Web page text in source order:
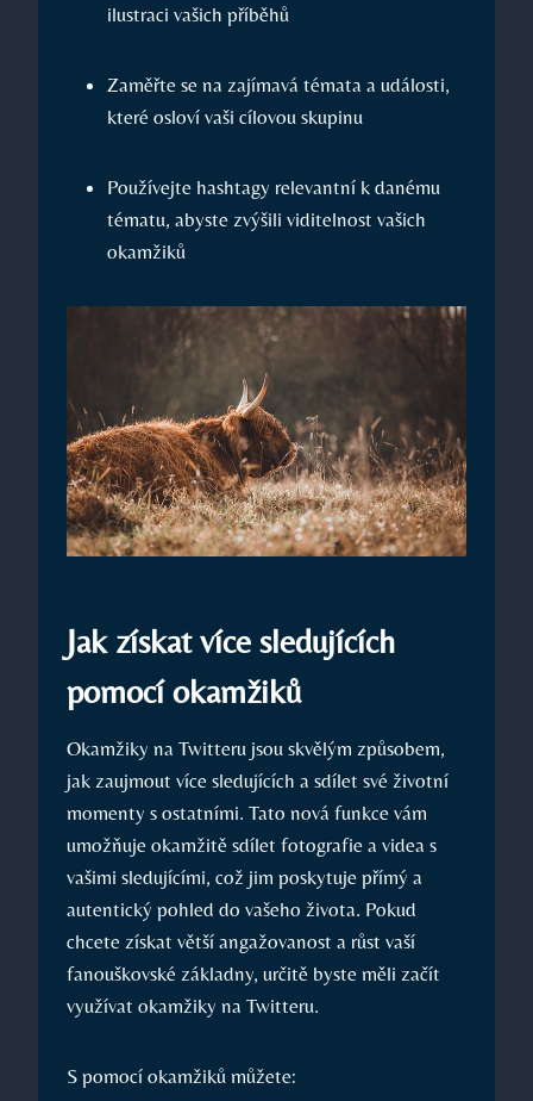
ilustraci vašich příběhů
Zaměřte se na zajímavá témata a události,
které osloví vaši cílovou skupinu
Používejte hashtagy relevantní k danému
tématu, abyste zvýšili viditelnost vašich
okamžiků
Jak získat více sledujících
pomocí okamžiků
Okamžiky na Twitteru jsou skvělým způsobem,
jak zaujmout více sledujících a sdílet své životní
momenty s ostatními. Tato nová funkce vám
umožňuje okamžitě sdílet fotografie a videa s
vašimi sledujícími, což jim poskytuje přímý a
autentický pohled do vašeho života. Pokud
chcete získat větší angažovanost a růst vaší
fanouškovské základny, určitě byste měli začít
využívat okamžiky na Twitteru.
S pomocí okamžiků můžete: